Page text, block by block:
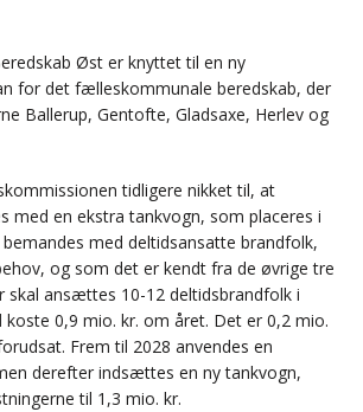
Øst er knyttet til en ny
for det fælleskommunale beredskab, der
Ballerup, Gentofte, Gladsaxe, Herlev og
tidligere nikket til, at
med en ekstra tankvogn, som placeres i
med deltidsansatte brandfolk,
og som det er kendt fra de øvrige tre
skal ansættes 10-12 deltidsbrandfolk i
koste 0,9 mio. kr. om året. Det er 0,2 mio.
Frem til 2028 anvendes en
derefter indsættes en ny tankvogn,
til 1,3 mio. kr.